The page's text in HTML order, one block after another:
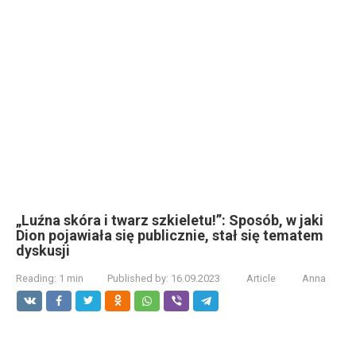
„Luźna skóra i twarz szkieletu!”: Sposób, w jaki
Dion pojawiała się publicznie, stał się tematem
dyskusji
Reading: 1 min Published by: 16.09.2023 Article Anna